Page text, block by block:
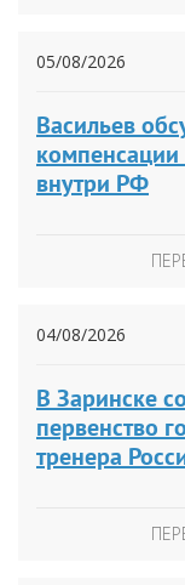
05/08/2026
Васильев
компенсации
внутри РФ
04/08/2026
В Заринске
первенство
тренера